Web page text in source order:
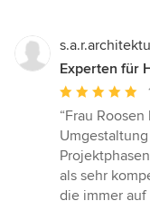
Experten für
Bewertung:
5
von
5
Sternen
“Frau
als sehr
die immer